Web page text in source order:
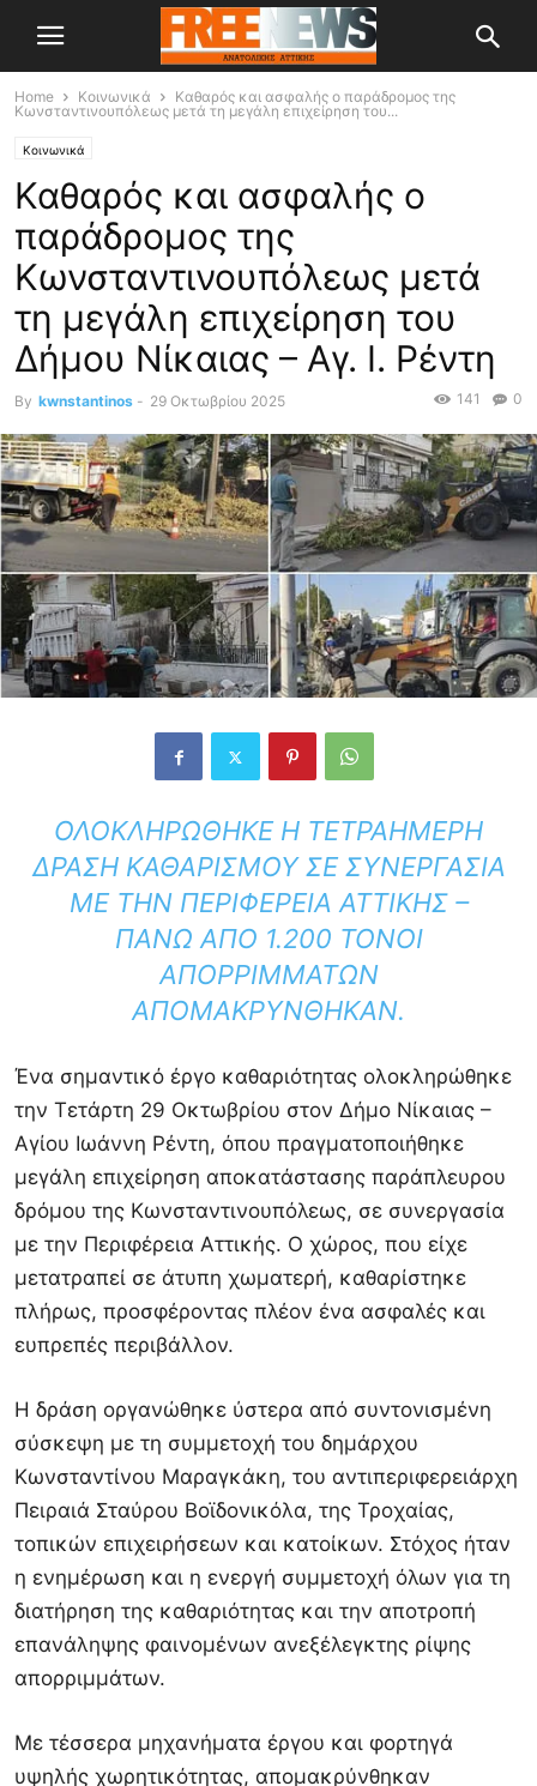
Home Κοινωνικά
Καθαρός και ασφαλής ο παράδρομος της
Κωνσταντινουπόλεως μετά τη μεγάλη επιχείρηση του...
Κοινωνικά
Καθαρός και ασφαλής ο
παράδρομος της
Κωνσταντινουπόλεως μετά
τη μεγάλη επιχείρηση του
Δήμου Νίκαιας – Αγ. Ι. Ρέντη
By kwnstantinos - 29 Οκτωβρίου 2025 0
141
ΟΛΟΚΛΗΡΏΘΗΚΕ Η ΤΕΤΡΑΉΜΕΡΗ
ΔΡΆΣΗ ΚΑΘΑΡΙΣΜΟΎ ΣΕ ΣΥΝΕΡΓΑΣΊΑ
ΜΕ ΤΗΝ ΠΕΡΙΦΈΡΕΙΑ ΑΤΤΙΚΉΣ –
ΠΆΝΩ ΑΠΌ 1.200 ΤΌΝΟΙ
ΑΠΟΡΡΙΜΜΆΤΩΝ
ΑΠΟΜΑΚΡΎΝΘΗΚΑΝ.
Ένα σημαντικό έργο καθαριότητας ολοκληρώθηκε
την Τετάρτη 29 Οκτωβρίου στον Δήμο Νίκαιας –
Αγίου Ιωάννη Ρέντη, όπου πραγματοποιήθηκε
μεγάλη επιχείρηση αποκατάστασης παράπλευρου
δρόμου της Κωνσταντινουπόλεως, σε συνεργασία
με την Περιφέρεια Αττικής. Ο χώρος, που είχε
μετατραπεί σε άτυπη χωματερή, καθαρίστηκε
πλήρως, προσφέροντας πλέον ένα ασφαλές και
ευπρεπές περιβάλλον.
Η δράση οργανώθηκε ύστερα από συντονισμένη
σύσκεψη με τη συμμετοχή του δημάρχου
Κωνσταντίνου Μαραγκάκη, του αντιπεριφερειάρχη
Πειραιά Σταύρου Βοϊδονικόλα, της Τροχαίας,
τοπικών επιχειρήσεων και κατοίκων. Στόχος ήταν
η ενημέρωση και η ενεργή συμμετοχή όλων για τη
διατήρηση της καθαριότητας και την αποτροπή
επανάληψης φαινομένων ανεξέλεγκτης ρίψης
απορριμμάτων.
Με τέσσερα μηχανήματα έργου και φορτηγά
υψηλής χωρητικότητας, απομακρύνθηκαν